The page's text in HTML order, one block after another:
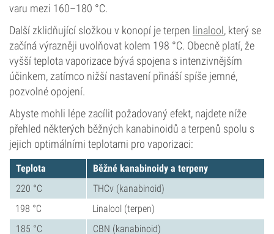
varu mezi 160–180 °C.
Další zklidňující složkou v konopí je terpen linalool, který se
začíná výrazněji uvolňovat kolem 198 °C. Obecně platí, že
vyšší teplota vaporizace bývá spojena s intenzivnějším
účinkem, zatímco nižší nastavení přináší spíše jemné,
pozvolné opojení.
Abyste mohli lépe zacílit požadovaný efekt, najdete níže
přehled některých běžných kanabinoidů a terpenů spolu s
jejich optimálními teplotami pro vaporizaci:
Teplota
Běžné kanabinoidy a terpeny
220 °C
THCv (kanabinoid)
198 °C
Linalool (terpen)
185 °C
CBN (kanabinoid)